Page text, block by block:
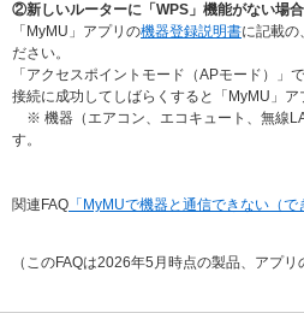
②新しいルーターに「WPS」機能がない場
「MyMU」アプリの機器登録説明書に記載の
ださい。
「アクセスポイントモード（APモード）
接続に成功してしばらくすると「MyMU」ア
※ 機器（エアコン、エコキュート、無線
す。
関連FAQ 「MyMUで機器と通信できない（で
（このFAQは2026年5月時点の製品、アプ